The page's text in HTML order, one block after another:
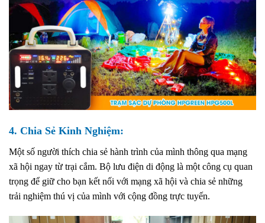
4. Chia Sẻ Kinh Nghiệm:
Một số người thích chia sẻ hành trình của mình thông qua mạng
xã hội ngay từ trại cắm. Bộ lưu điện di động là một công cụ quan
trọng để giữ cho bạn kết nối với mạng xã hội và chia sẻ những
trải nghiệm thú vị của mình với cộng đồng trực tuyến.